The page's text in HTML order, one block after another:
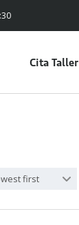
Cita Taller
first